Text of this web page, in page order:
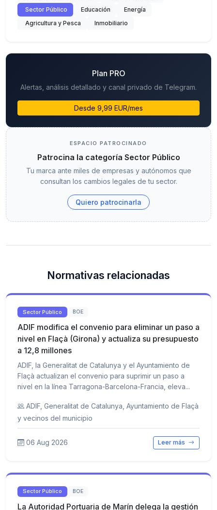
Sector Público
Educación
Energía
Agricultura y Pesca
Inmobiliario
Plan PRO
Alertas, análisis detallado y canal privado de Telegram.
Desde 9,99 EUR/mes
ESPACIO PATROCINADO
Patrocina la categoría Sector Público
Tu marca ante miles de empresas y autónomos que
consultan los cambios legales de tu sector.
Quiero patrocinarla
Normativas relacionadas
Sector Público BOE
ADIF modifica el convenio para eliminar un paso a
nivel en Flaçà (Girona) y actualiza su presupuesto
a 12,8 millones
ADIF, la Generalitat de Catalunya y el Ayuntamiento de
Flaçà actualizan el convenio para suprimir un paso a
nivel en la línea Tarragona-Barcelona-Francia, eleva...
ADIF, Generalitat de Catalunya, Ayuntamiento de Flaçà
y vecinos del municipio
06 Aug 2026 Leer más
Sector Público BOE
La Autoridad Portuaria de Marín delega la gestión